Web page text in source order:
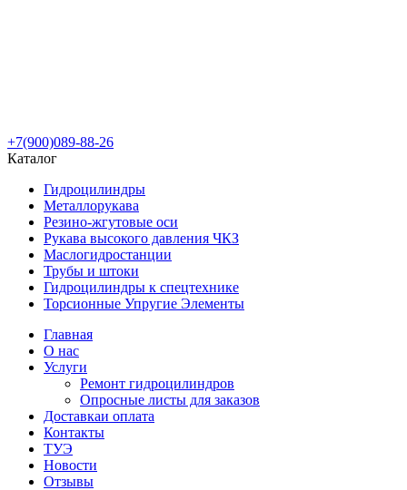
+7(900)089-88-26
Каталог
Гидроцилиндры
Металлорукава
Резино-жгутовые оси
Рукава высокого давления ЧКЗ
Маслогидростанции
Трубы и штоки
Гидроцилиндры к спецтехнике
Торсионные Упругие Элементы
Главная
О нас
Услуги
Ремонт гидроцилиндров
Опросные листы для заказов
Доставкаи оплата
Контакты
ТУЭ
Новости
Отзывы